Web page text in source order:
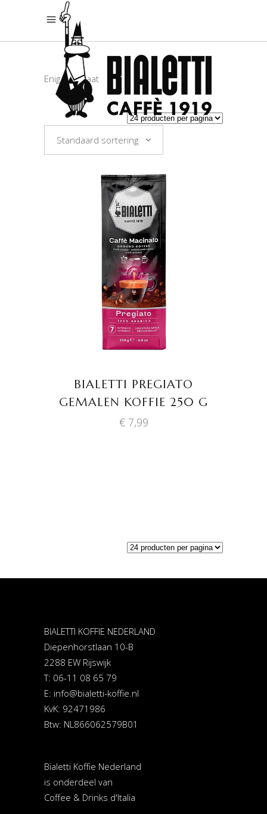
Enig resultaat
Standaard sortering
TOEVOEGEN AAN
WINKELWAGEN
BIALETTI PREGIATO
GEMALEN KOFFIE 250 G
€7,99
BIALETTI KOFFIE NEDERLAND
Diepenhorstlaan 10-B
2288 EW Rijswijk
T: 06-11 08 65 79
E: info@bialetti-koffie.nl
KvK: 92471986
Btw: NL866062579B01
Bialetti Koffie Nederland
is onderdeel van
Coffee & Drinks d'Italia